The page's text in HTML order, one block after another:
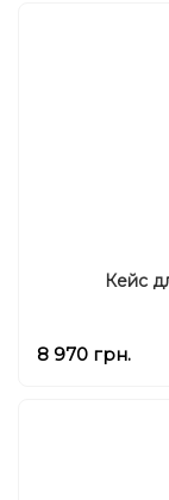
Кейс
8 970 грн.